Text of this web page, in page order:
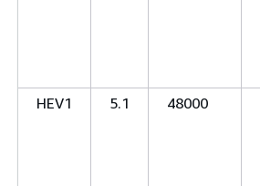
HEV1
5.1 48000